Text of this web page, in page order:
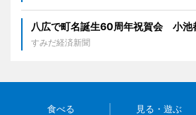
八広で町名誕生60周年祝賀会 小池
すみだ経済新聞
食べる 見る・遊ぶ